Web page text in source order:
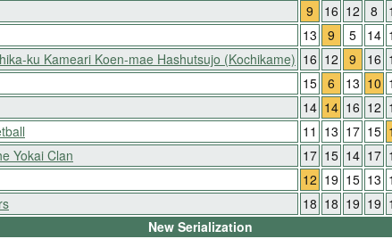
9 16 12 8
13 9 5 14
ku Kameari Koen-mae Hashutsujo (Kochikame) 16 12 9 16
15 6 13 10
14 14 16 12
11 13 17 15
Yokai Clan 17 15 14 17
12 19 15 13
18 18 19 19
New Serialization